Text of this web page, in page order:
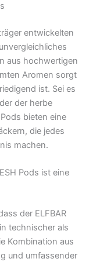
entwickelten
aus hochwertigen
Aromen sorgt
ist. Sei es
der herbe
bieten eine
die jedes
machen.
Pods ist eine
der ELFBAR
technischer als
Kombination aus
und umfassender